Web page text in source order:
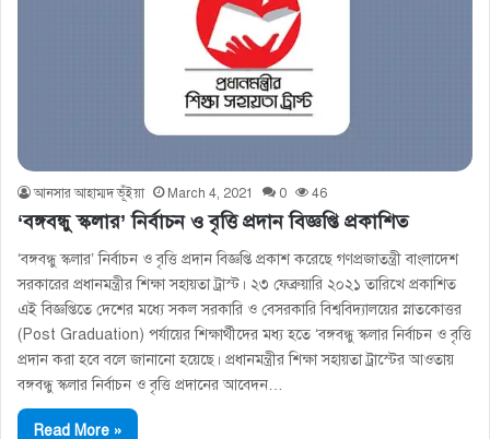
আনসার আহাম্মদ ভূঁইয়া March 4, 2021 0 46
‘বঙ্গবন্ধু স্কলার’ নির্বাচন ও বৃত্তি প্রদান বিজ্ঞপ্তি প্রকাশিত
‘বঙ্গবন্ধু স্কলার’ নির্বাচন ও বৃত্তি প্রদান বিজ্ঞপ্তি প্রকাশ করেছে গণপ্রজাতন্ত্রী বাংলাদেশ
সরকারের প্রধানমন্ত্রীর শিক্ষা সহায়তা ট্রাস্ট। ২৩ ফেব্রুয়ারি ২০২১ তারিখে প্রকাশিত
এই বিজ্ঞপ্তিতে দেশের মধ্যে সকল সরকারি ও বেসরকারি বিশ্ববিদ্যালয়ের স্নাতকোত্তর
(Post Graduation) পর্যায়ের শিক্ষার্থীদের মধ্য হতে ‘বঙ্গবন্ধু স্কলার নির্বাচন ও বৃত্তি
প্রদান করা হবে বলে জানানো হয়েছে। প্রধানমন্ত্রীর শিক্ষা সহায়তা ট্রাস্টের আওতায়
বঙ্গবন্ধু স্কলার নির্বাচন ও বৃত্তি প্রদানের আবেদন…
Read More »